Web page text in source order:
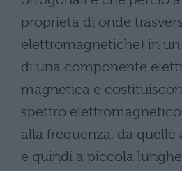
proprietà di onde
elettromagnetiche) in
di una componente
magnetica e
spettro
alla frequenza, da quelle
e quindi a piccola